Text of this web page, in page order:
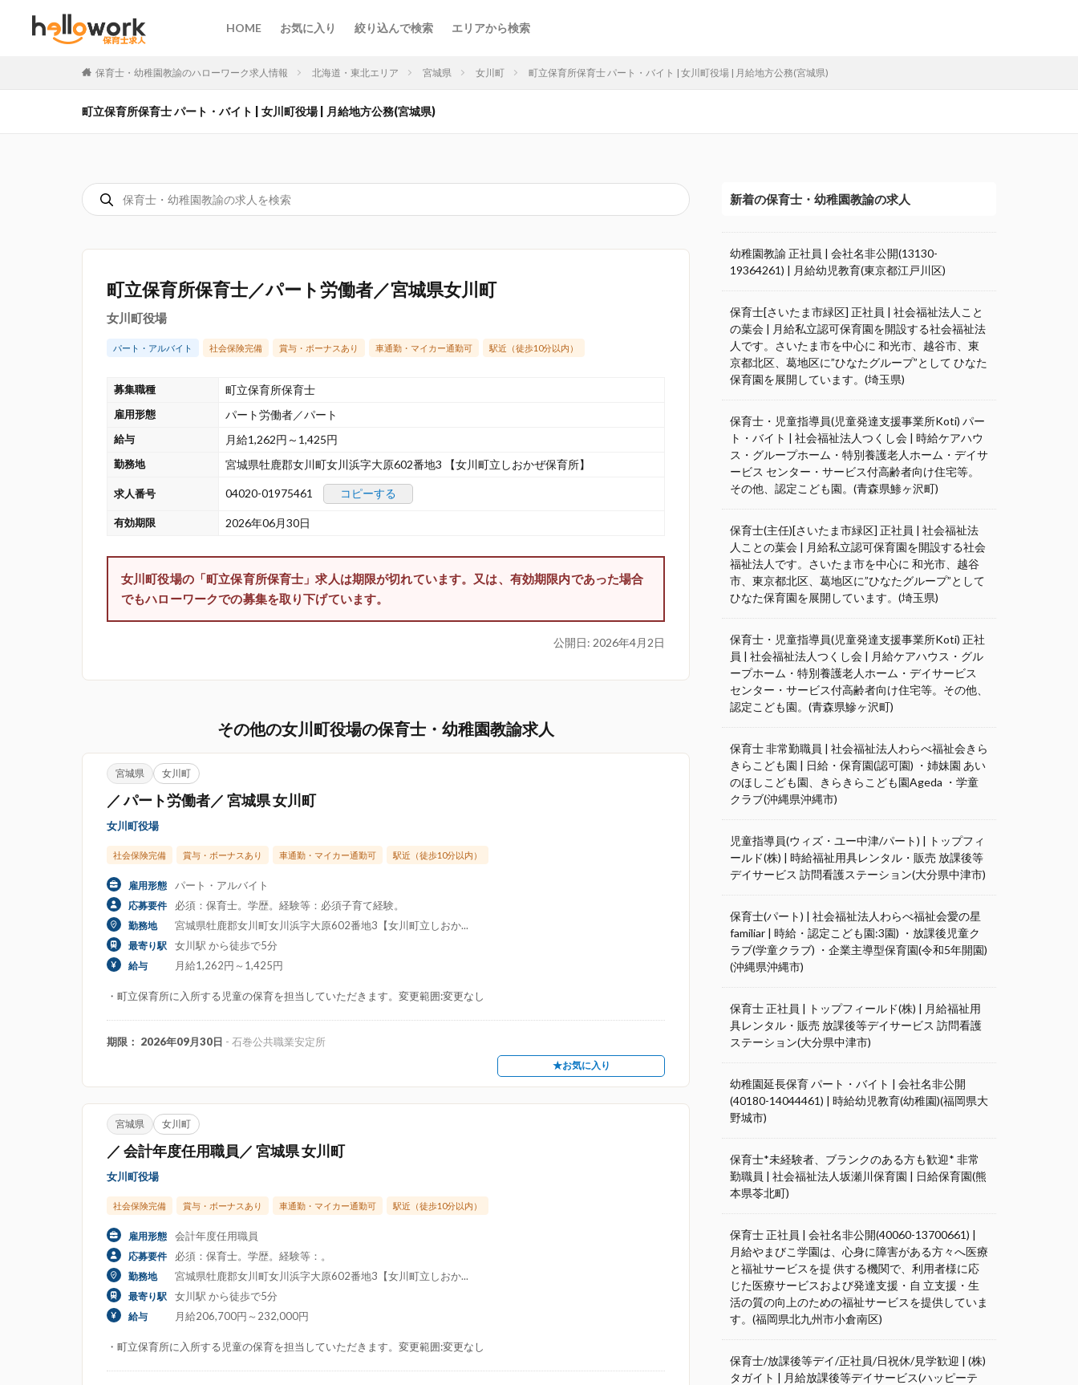
HOME お気に入り 絞り込んで検索 エリアから検索
保育士・幼稚園教諭のハローワーク求人情報 北海道・東北エリア 宮城県 女川町 町立保育所保育士 パート・バイト | 女川町役場 | 月給地方公務(宮城県)
町立保育所保育士 パート・バイト | 女川町役場 | 月給地方公務(宮城県)
町立保育所保育士／パート労働者／宮城県女川町
女川町役場
パート・アルバイト 社会保険完備 賞与・ボーナスあり 車通勤・マイカー通勤可 駅近（徒歩10分以内）
募集職種 町立保育所保育士
雇用形態 パート労働者／パート
給与 月給1,262円～1,425円
勤務地 宮城県牡鹿郡女川町女川浜字大原602番地3 【女川町立しおかぜ保育所】
求人番号 04020-01975461 コピーする
有効期限 2026年06月30日
女川町役場の「町立保育所保育士」求人は期限が切れています。又は、有効期限内であった場合
でもハローワークでの募集を取り下げています。
公開日: 2026年4月2日
その他の女川町役場の保育士・幼稚園教諭求人
宮城県 女川町
／ パート労働者／ 宮城県 女川町
女川町役場
社会保険完備 賞与・ボーナスあり 車通勤・マイカー通勤可 駅近（徒歩10分以内）
雇用形態 パート・アルバイト
応募要件 必須：保育士。学歴。経験等：必須子育て経験。
勤務地 宮城県牡鹿郡女川町女川浜字大原602番地3【女川町立しおか...
最寄り駅 女川駅 から徒歩で5分
給与 月給1,262円～1,425円
・町立保育所に入所する児童の保育を担当していただきます。変更範囲:変更なし
期限： 2026年09月30日 - 石巻公共職業安定所
★お気に入り
宮城県 女川町
／ 会計年度任用職員／ 宮城県 女川町
女川町役場
社会保険完備 賞与・ボーナスあり 車通勤・マイカー通勤可 駅近（徒歩10分以内）
雇用形態 会計年度任用職員
応募要件 必須：保育士。学歴。経験等：。
勤務地 宮城県牡鹿郡女川町女川浜字大原602番地3【女川町立しおか...
最寄り駅 女川駅 から徒歩で5分
給与 月給206,700円～232,000円
・町立保育所に入所する児童の保育を担当していただきます。変更範囲:変更なし
新着の保育士・幼稚園教諭の求人
幼稚園教諭 正社員 | 会社名非公開(13130-
19364261) | 月給幼児教育(東京都江戸川区)
保育士[さいたま市緑区] 正社員 | 社会福祉法人こと
の葉会 | 月給私立認可保育園を開設する社会福祉法
人です。さいたま市を中心に 和光市、越谷市、東
京都北区、葛地区に”ひなたグループ”として ひなた
保育園を展開しています。(埼玉県)
保育士・児童指導員(児童発達支援事業所Koti) パー
ト・バイト | 社会福祉法人つくし会 | 時給ケアハウ
ス・グループホーム・特別養護老人ホーム・デイサ
ービス センター・サービス付高齢者向け住宅等。
その他、認定こども園。(青森県鯵ヶ沢町)
保育士(主任)[さいたま市緑区] 正社員 | 社会福祉法
人ことの葉会 | 月給私立認可保育園を開設する社会
福祉法人です。さいたま市を中心に 和光市、越谷
市、東京都北区、葛地区に”ひなたグループ”として
ひなた保育園を展開しています。(埼玉県)
保育士・児童指導員(児童発達支援事業所Koti) 正社
員 | 社会福祉法人つくし会 | 月給ケアハウス・グル
ープホーム・特別養護老人ホーム・デイサービス
センター・サービス付高齢者向け住宅等。その他、
認定こども園。(青森県鰺ヶ沢町)
保育士 非常勤職員 | 社会福祉法人わらべ福祉会きら
きらこども園 | 日給・保育園(認可園) ・姉妹園 あい
のほしこども園、きらきらこども園Ageda ・学童
クラブ(沖縄県沖縄市)
児童指導員(ウィズ・ユー中津/パート) | トップフィ
ールド(株) | 時給福祉用具レンタル・販売 放課後等
デイサービス 訪問看護ステーション(大分県中津市)
保育士(パート) | 社会福祉法人わらべ福祉会愛の星
familiar | 時給・認定こども園:3園) ・放課後児童ク
ラブ(学童クラブ) ・企業主導型保育園(令和5年開園)
(沖縄県沖縄市)
保育士 正社員 | トップフィールド(株) | 月給福祉用
具レンタル・販売 放課後等デイサービス 訪問看護
ステーション(大分県中津市)
幼稚園延長保育 パート・バイト | 会社名非公開
(40180-14044461) | 時給幼児教育(幼稚園)(福岡県大
野城市)
保育士*未経験者、ブランクのある方も歓迎* 非常
勤職員 | 社会福祉法人坂瀬川保育園 | 日給保育園(熊
本県苓北町)
保育士 正社員 | 会社名非公開(40060-13700661) |
月給やまびこ学園は、心身に障害がある方々へ医療
と福祉サービスを提 供する機関で、利用者様に応
じた医療サービスおよび発達支援・自 立支援・生
活の質の向上のための福祉サービスを提供していま
す。(福岡県北九州市小倉南区)
保育士/放課後等デイ/正社員/日祝休/見学歓迎 | (株)
タガイト | 月給放課後等デイサービス(ハッピーテ